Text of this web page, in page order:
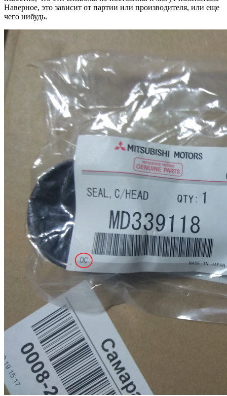
Наверное, это зависит от партии или производителя, или еще
чего нибудь.